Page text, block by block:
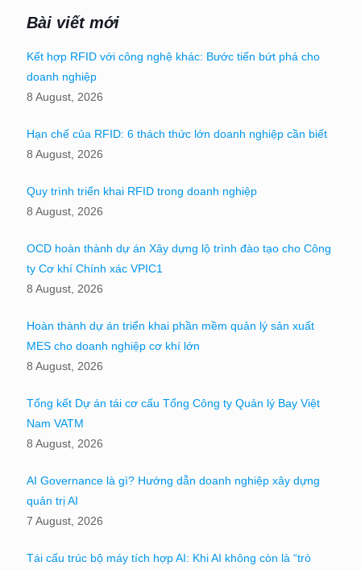
Bài viết mới
Kết hợp RFID với công nghệ khác: Bước tiến bứt phá cho
doanh nghiệp
8 August, 2026
Hạn chế của RFID: 6 thách thức lớn doanh nghiệp cần biết
8 August, 2026
Quy trình triển khai RFID trong doanh nghiệp
8 August, 2026
OCD hoàn thành dự án Xây dựng lộ trình đào tạo cho Công
ty Cơ khí Chính xác VPIC1
8 August, 2026
Hoàn thành dự án triển khai phần mềm quản lý sản xuất
MES cho doanh nghiệp cơ khí lớn
8 August, 2026
Tổng kết Dự án tái cơ cấu Tổng Công ty Quản lý Bay Việt
Nam VATM
8 August, 2026
AI Governance là gì? Hướng dẫn doanh nghiệp xây dựng
quản trị AI
7 August, 2026
Tái cấu trúc bộ máy tích hợp AI: Khi AI không còn là “trò